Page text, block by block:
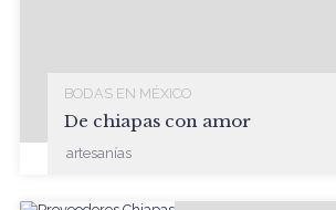
BODAS EN MÉXICO
De chiapas con amor
artesanías